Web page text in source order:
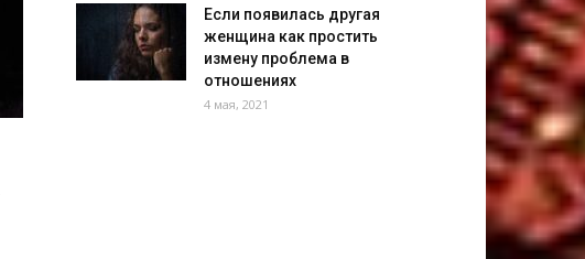
Если появилась другая
женщина как простить
измену проблема в
отношениях
4 мая, 2021